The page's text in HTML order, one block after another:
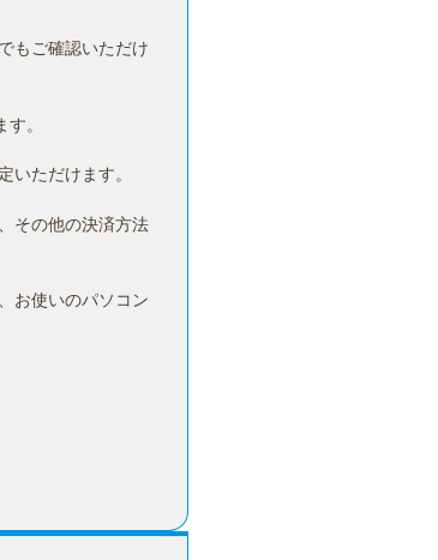
もご確認いただけ
。
いただけます。
その他の決済方法
お使いのパソコン